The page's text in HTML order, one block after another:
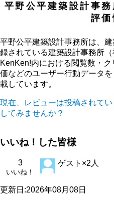
平野公平建築設計事
評価
平野公平建築設計事務所は、
録されている建築設計事務所（
KenKen!内における閲覧数・
価などのユーザー行動データ
載しています。
現在、レビューは投稿されて
してみませんか？
いいね！した皆様
3
いいね！
ゲスト×2人
更新日:2026年08月08日